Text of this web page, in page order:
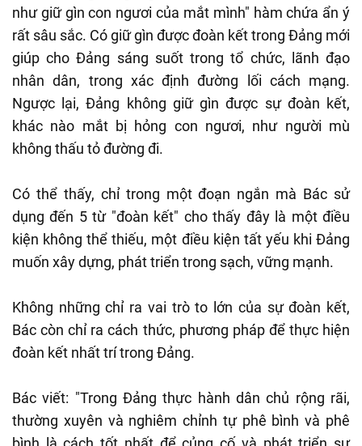
như giữ gìn con ngươi của mắt mình" hàm chứa ẩn ý
rất sâu sắc. Có giữ gìn được đoàn kết trong Đảng mới
giúp cho Đảng sáng suốt trong tổ chức, lãnh đạo
nhân dân, trong xác định đường lối cách mạng.
Ngược lại, Đảng không giữ gìn được sự đoàn kết,
khác nào mắt bị hỏng con ngươi, như người mù
không thấu tỏ đường đi.
Có thể thấy, chỉ trong một đoạn ngắn mà Bác sử
dụng đến 5 từ "đoàn kết" cho thấy đây là một điều
kiện không thể thiếu, một điều kiện tất yếu khi Đảng
muốn xây dựng, phát triển trong sạch, vững mạnh.
Không những chỉ ra vai trò to lớn của sự đoàn kết,
Bác còn chỉ ra cách thức, phương pháp để thực hiện
đoàn kết nhất trí trong Đảng.
Bác viết: "Trong Đảng thực hành dân chủ rộng rãi,
thường xuyên và nghiêm chỉnh tự phê bình và phê